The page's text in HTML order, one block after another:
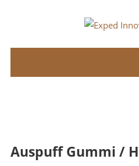
Exped
Auspuff Gummi /